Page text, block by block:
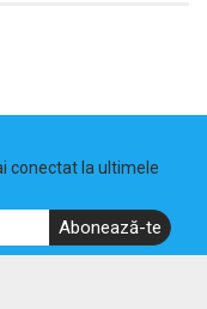
conectat la ultimele
Abonează-te